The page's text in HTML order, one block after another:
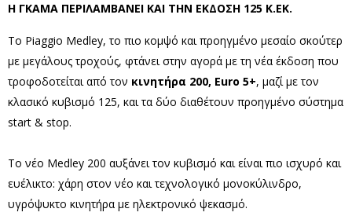
Η ΓΚΑΜΑ ΠΕΡΙΛΑΜΒΑΝΕΙ ΚΑΙ ΤΗΝ ΕΚΔΟΣΗ 125 K.EK.
Το Piaggio Medley, το πιο κομψό και προηγμένο μεσαίο σκούτερ
με μεγάλους τροχούς, φτάνει στην αγορά με τη νέα έκδοση που
τροφοδοτείται από τον κινητήρα 200, Euro 5+, μαζί με τον
κλασικό κυβισμό 125, και τα δύο διαθέτουν προηγμένο σύστημα
start & stop.
Το νέο Medley 200 αυξάνει τον κυβισμό και είναι πιο ισχυρό και
ευέλικτο: χάρη στον νέο και τεχνολογικό μονοκύλινδρο,
υγρόψυκτο κινητήρα με ηλεκτρονικό ψεκασμό.